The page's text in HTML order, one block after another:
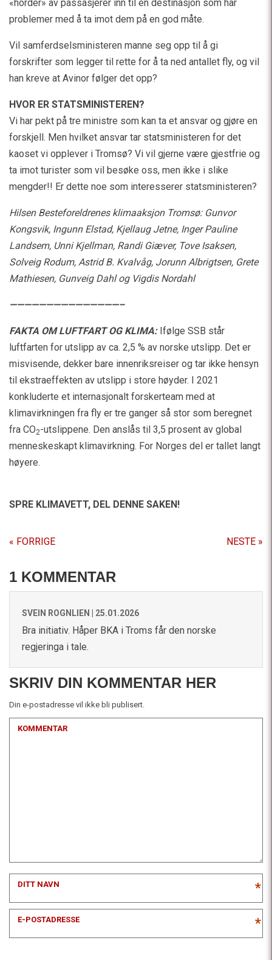
«horder» av passasjerer inn til en destinasjon som har
problemer med å ta imot dem på en god måte.
Vil samferdselsministeren manne seg opp til å gi
forskrifter som legger til rette for å ta ned antallet fly, og vil
han kreve at Avinor følger det opp?
HVOR ER STATSMINISTEREN?
Vi har pekt på tre ministre som kan ta et ansvar og gjøre en
forskjell. Men hvilket ansvar tar statsministeren for det
kaoset vi opplever i Tromsø? Vi vil gjerne være gjestfrie og
ta imot turister som vil besøke oss, men ikke i slike
mengder!! Er dette noe som interesserer statsministeren?
Hilsen Besteforeldrenes klimaaksjon Tromsø: Gunvor
Kongsvik, Ingunn Elstad, Kjellaug Jetne, Inger Pauline
Landsem, Unni Kjellman, Randi Giæver, Tove Isaksen,
Solveig Rodum, Astrid B. Kvalvåg, Jorunn Albrigtsen, Grete
Mathiesen, Gunveig Dahl og Vigdis Nordahl
———————————————–
FAKTA OM LUFTFART OG KLIMA:Ifølge SSB står
luftfarten for utslipp av ca. 2,5 % av norske utslipp. Det er
misvisende, dekker bare innenriksreiser og tar ikke hensyn
til ekstraeffekten av utslipp i store høyder. I 2021
konkluderte et internasjonalt forskerteam med at
klimavirkningen fra fly er tre ganger så stor som beregnet
fra CO2-utslippene. Den anslås til 3,5 prosent av global
menneskeskapt klimavirkning. For Norges del er tallet langt
høyere.
SPRE KLIMAVETT, DEL DENNE SAKEN!
« FORRIGE NESTE »
1 KOMMENTAR
SVEIN ROGNLIEN | 25.01.2026
Bra initiativ. Håper BKA i Troms får den norske
regjeringa i tale.
SKRIV DIN KOMMENTAR HER
Din e-postadresse vil ikke bli publisert.
KOMMENTAR
DITT NAVN *
E-POSTADRESSE *